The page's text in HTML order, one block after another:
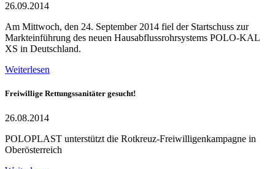
26.09.2014
Am Mittwoch, den 24. September 2014 fiel der Startschuss zur
Markteinführung des neuen Hausabflussrohrsystems POLO-KAL
XS in Deutschland.
Weiterlesen
Freiwillige Rettungssanitäter gesucht!
26.08.2014
POLOPLAST unterstützt die Rotkreuz-Freiwilligenkampagne in
Oberösterreich